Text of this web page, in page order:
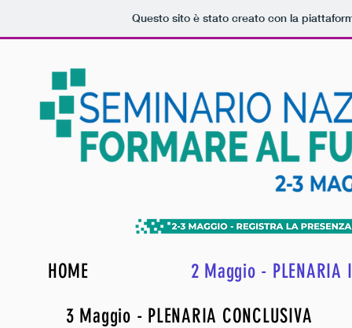
Questo sito è stato creato con la
HOME
2 Maggio - PLENARIA
3 Maggio - PLENARIA CONCLUSIVA